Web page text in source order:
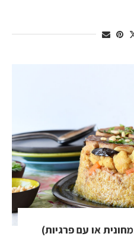
או עם פרגיות)